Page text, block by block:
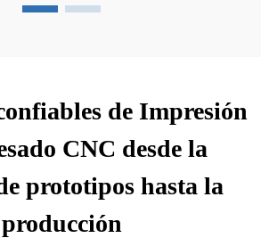
de Impresión
CNC desde la
prototipos hasta la
producción